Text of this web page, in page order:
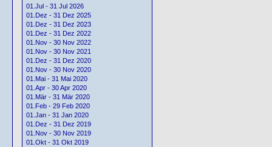
01.Jul - 31 Jul 2026
01.Dez - 31 Dez 2025
01.Dez - 31 Dez 2023
01.Dez - 31 Dez 2022
01.Nov - 30 Nov 2022
01.Nov - 30 Nov 2021
01.Dez - 31 Dez 2020
01.Nov - 30 Nov 2020
01.Mai - 31 Mai 2020
01.Apr - 30 Apr 2020
01.Mär - 31 Mär 2020
01.Feb - 29 Feb 2020
01.Jan - 31 Jan 2020
01.Dez - 31 Dez 2019
01.Nov - 30 Nov 2019
01.Okt - 31 Okt 2019